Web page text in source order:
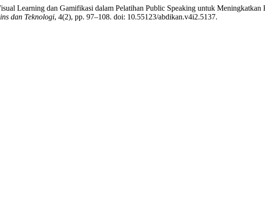
Learning dan Gamifikasi dalam Pelatihan Public Speaking untuk
dan Teknologi, 4(2), pp. 97–108. doi: 10.55123/abdikan.v4i2.5137.